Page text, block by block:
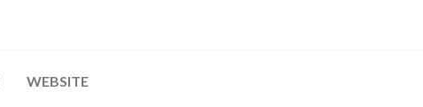
WEBSITE